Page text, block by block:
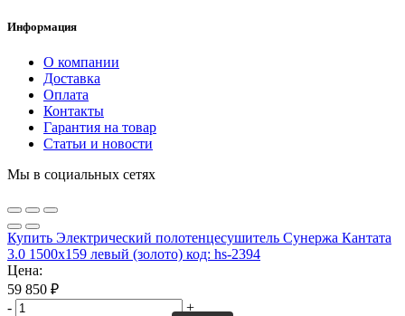
Информация
О компании
Доставка
Оплата
Контакты
Гарантия на товар
Статьи и новости
Мы в социальных сетях
Купить Электрический полотенцесушитель Сунержа Кантата
3.0 1500х159 левый (золото) код: hs-2394
Цена:
59 850 ₽
-
+